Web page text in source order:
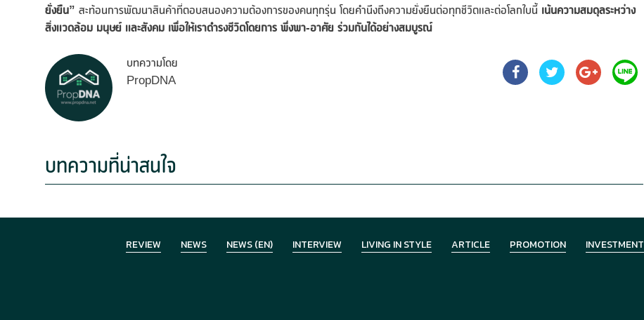
ยั่งยืน” สะท้อนการพัฒนาสินค้าที่ตอบสนองความต้องการของคนทุกรุ่น โดยคำนึงถึงความยั่งยืนต่อทุกชีวิตและต่อโลกใบนี้ เน้นความสมดุลระหว่าง
สิ่งแวดล้อม มนุษย์ และสังคม เพื่อให้เราดำรงชีวิตโดยการ พึ่งพา-อาศัย ร่วมกันได้อย่างสมบูรณ์
บทความโดย
PropDNA
บทความที่น่าสนใจ
REVIEW NEWS NEWS (EN) INTERVIEW LIVING IN STYLE ARTICLE PROMOTION INVESTMENT